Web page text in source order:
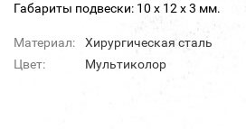
Габариты подвески: 10 х 12 х 3 мм.
Материал:
Хирургическая сталь
Цвет:
Мультиколор